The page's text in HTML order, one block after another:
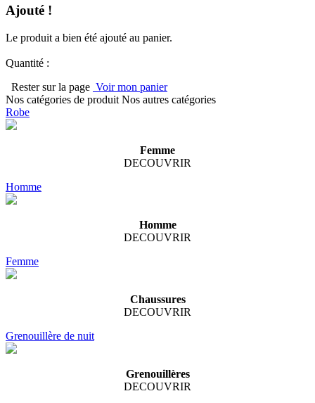
Ajouté !
Le produit a bien été ajouté au panier.
Quantité :
Rester sur la page Voir mon panier
Nos catégories de produit Nos autres catégories
Robe
Femme
DECOUVRIR
Homme
Homme
DECOUVRIR
Femme
Chaussures
DECOUVRIR
Grenouillère de nuit
Grenouillères
DECOUVRIR